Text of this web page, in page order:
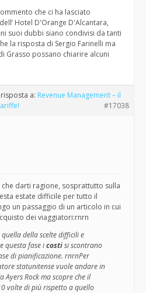
che ci ha lasciato
Hotel D'Orange D'Alcantara,
suoi dubbi siano condivisi da tanti
la risposta di Sergio Farinelli ma
Grasso possano chiarire alcuni
a: Revenue Management – il
#17038
darti ragione, sosprattutto sulla
estate difficile per tutto il
un passaggio di un articolo in cui
dei viaggiatori:rnrn
quella della scelte difficili e
questa fase icostisi scontrano
di pianificazione. rnrnPer
statunitense vuole andare in
Ayers Rock ma scopre che il
volte di più rispetto a quello